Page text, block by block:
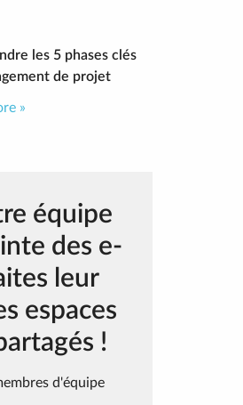
les 5 phases clés
de projet
»
équipe
des e-
leur
espaces
!
d'équipe